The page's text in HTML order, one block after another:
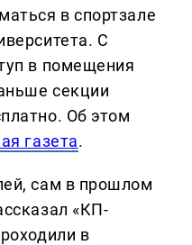
в спортзале
С
в помещения
секции
Об этом
газета.
сам в прошлом
«КП-
в